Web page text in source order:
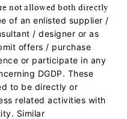
not allowed both directly
of an enlisted supplier /
/ designer or as
offers / purchase
or participate in any
DGDP. These
to be directly or
related activities with
Similar